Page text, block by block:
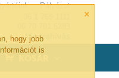
×
hogy jobb
is
Pályázat
Visszahívás
0